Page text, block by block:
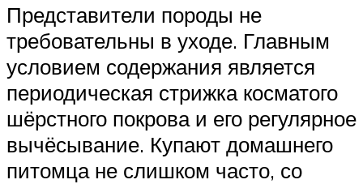
Представители породы не
требовательны в уходе. Главным
условием содержания является
периодическая стрижка косматого
шёрстного покрова и его регулярное
вычёсывание. Купают домашнего
питомца не слишком часто, со